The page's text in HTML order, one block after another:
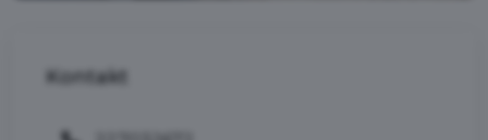
Kontakt